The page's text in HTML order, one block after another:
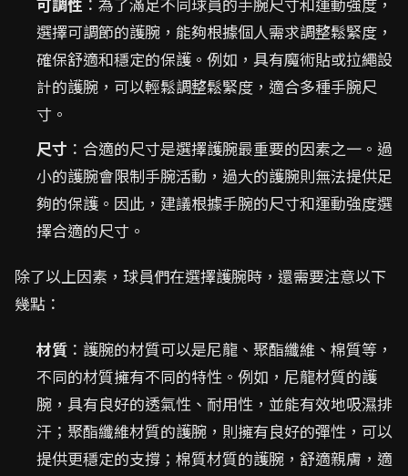
選擇可調節的護腕，能夠根據個人需求調整鬆緊度，
確保舒適和穩定的保護。例如，具有魔術貼或拉繩設
計的護腕，可以輕鬆調整鬆緊度，適合多種手腕尺
寸。
尺寸 ：合適的尺寸是選擇護腕最重要的因素之一。過
小的護腕會限制手腕活動，過大的護腕則無法提供足
夠的保護。因此，建議根據手腕的尺寸和運動強度選
擇合適的尺寸。
除了以上因素，球員們在選擇護腕時，還需要注意以下
幾點：
材質 ：護腕的材質可以是尼龍、聚酯纖維、棉質等，
不同的材質擁有不同的特性。例如，尼龍材質的護
腕，具有良好的透氣性、耐用性，並能有效地吸濕排
汗；聚酯纖維材質的護腕，則擁有良好的彈性，可以
提供更穩定的支撐；棉質材質的護腕，舒適親膚，適